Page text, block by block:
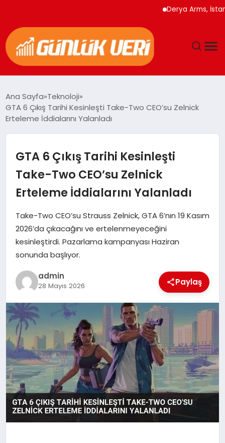
Derya Arms,
GÜNDEM
EKONOMI
GENEL
SPOR
TEKNOLOJI
Ana Sayfa Teknoloji
GTA 6 Çıkış Tarihi Kesinleşti Take-Two CEO’su Zelnick
Erteleme İddialarını Yalanladı
GTA 6 Çıkış Tarihi Kesinleşti
Take-Two CEO’su Zelnick
Erteleme İddialarını Yalanladı
Take-Two CEO’su Strauss Zelnick, GTA 6’nın 19 Kasım
2026’da çıkacağını ve ertelenmeyeceğini
kesinleştirdi. Pazarlama kampanyası Haziran
sonunda başlıyor.
admin
28 Mayıs 2026 Paylaş